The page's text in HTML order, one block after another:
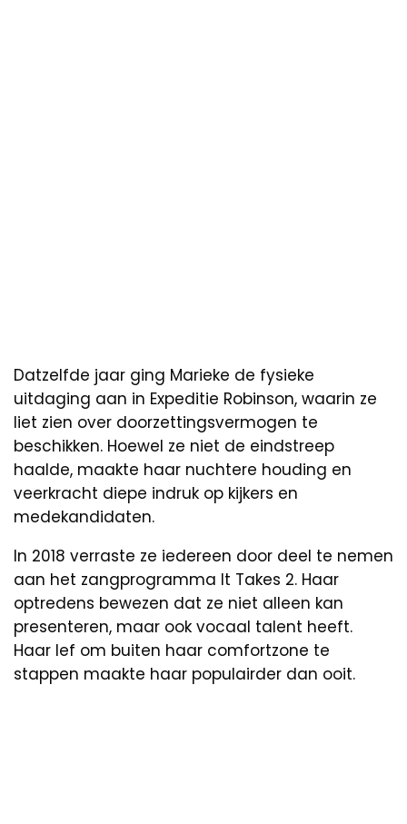
Datzelfde jaar ging Marieke de fysieke
uitdaging aan in Expeditie Robinson, waarin ze
liet zien over doorzettingsvermogen te
beschikken. Hoewel ze niet de eindstreep
haalde, maakte haar nuchtere houding en
veerkracht diepe indruk op kijkers en
medekandidaten.
In 2018 verraste ze iedereen door deel te nemen
aan het zangprogramma It Takes 2. Haar
optredens bewezen dat ze niet alleen kan
presenteren, maar ook vocaal talent heeft.
Haar lef om buiten haar comfortzone te
stappen maakte haar populairder dan ooit.